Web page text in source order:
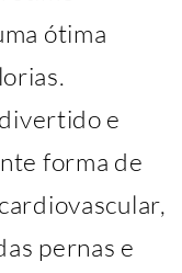
ótima
e
forma de
pernas e